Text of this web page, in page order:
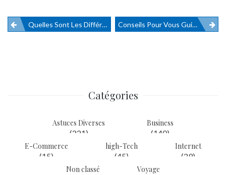
Navigation
Quelles Sont Les Différentes Règles D’une Isolation De Toiture Réussie ? Conseils Pour Vous Guider À Ouvrir Votre Restaurant
Catégories
Astuces Diverses
(221)
Business
(140)
E-Commerce
(15)
high-Tech
(45)
Internet
(29)
Non classé
Voyage